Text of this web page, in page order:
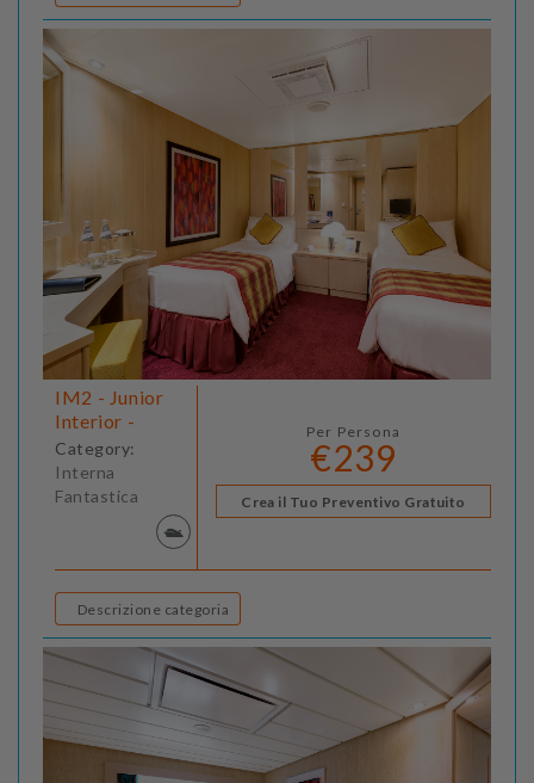
IM2 - Junior
Interior -
Category:
Interna
Fantastica
Per Persona
€239
Crea il Tuo Preventivo Gratuito
Descrizione categoria